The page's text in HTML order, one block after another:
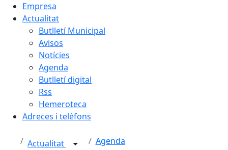
Empresa
Actualitat
Butlletí Municipal
Avisos
Notícies
Agenda
Butlletí digital
Rss
Hemeroteca
Adreces i telèfons
Actualitat Agenda